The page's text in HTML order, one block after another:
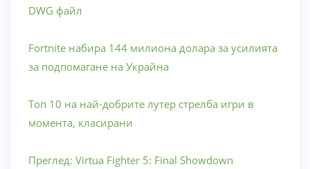
DWG файл
Fortnite набира 144 милиона долара за усилията
за подпомагане на Украйна
Топ 10 на най-добрите лутер стрелба игри в
момента, класирани
Преглед: Virtua Fighter 5: Final Showdown